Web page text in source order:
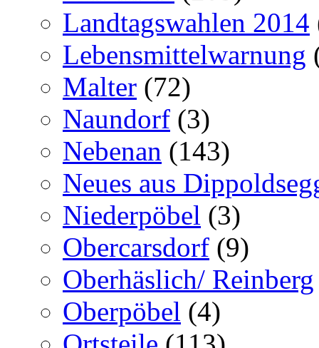
Landtagswahlen 2014
Lebensmittelwarnung
Malter (72)
Naundorf (3)
Nebenan (143)
Neues aus
Niederpöbel (3)
Obercarsdorf (9)
Oberhäslich/ Reinberg
Oberpöbel (4)